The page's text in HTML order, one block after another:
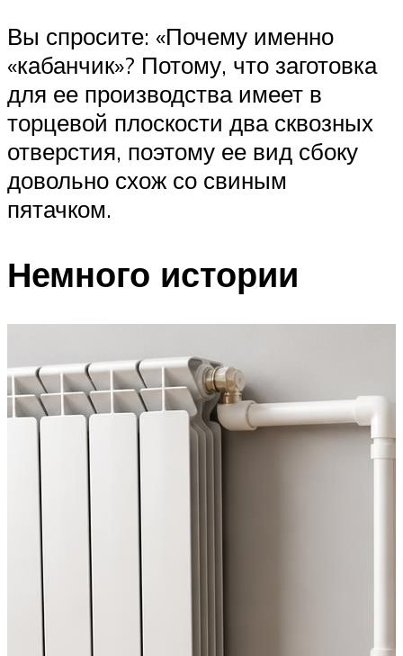
Вы спросите: «Почему именно
«кабанчик»? Потому, что заготовка
для ее производства имеет в
торцевой плоскости два сквозных
отверстия, поэтому ее вид сбоку
довольно схож со свиным
пятачком.
Немного истории